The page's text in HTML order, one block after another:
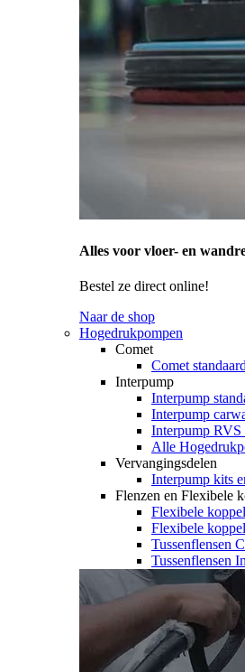
Alles voor vloer- en
Bestel ze direct online!
Naar de shop
Hogedrukpompen
Comet
Comet
Interpump
Interpump
Interpump
Interpump RVS
Alle
Vervangingsdelen
Interpump kits
Flenzen en Flexibele
Flexibele
Flexibele
Tussenflensen
Tussenflensen